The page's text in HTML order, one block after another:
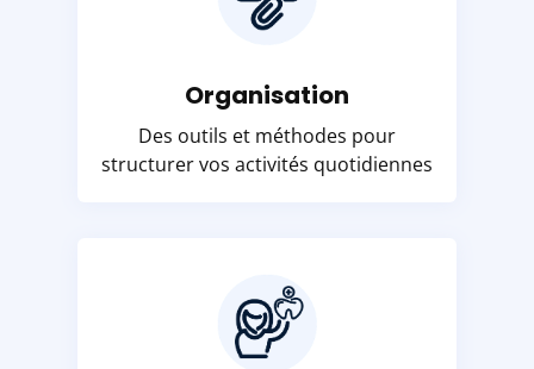
Organisation
Des outils et méthodes pour
structurer vos activités quotidiennes